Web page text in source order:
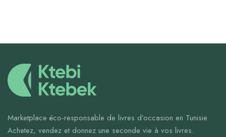
Marketplace éco-responsable de livres d’occasion en Tunisie.
Achetez, vendez et donnez une seconde vie à vos livres.